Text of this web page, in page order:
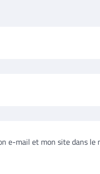
e-mail et mon site dans